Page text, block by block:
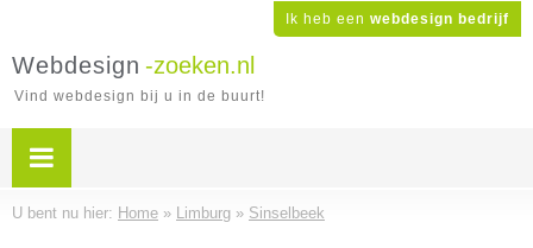
Ik heb een webdesign bedrijf
Webdesign -zoeken.nl
Vind webdesign bij u in de buurt!
U bent nu hier: Home » Limburg » Sinselbeek